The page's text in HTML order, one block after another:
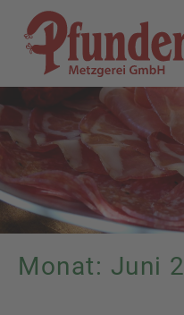
Inhalt
springen
Monat: Juni